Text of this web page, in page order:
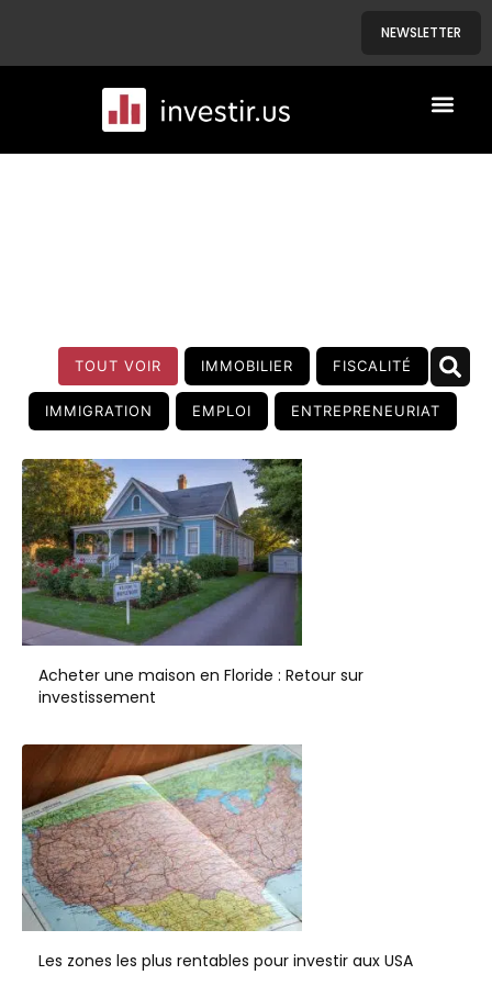
NEWSLETTER
TOUT VOIR IMMOBILIER FISCALITÉ
IMMIGRATION EMPLOI ENTREPRENEURIAT
Acheter une maison en Floride : Retour sur
investissement
Les zones les plus rentables pour investir aux USA